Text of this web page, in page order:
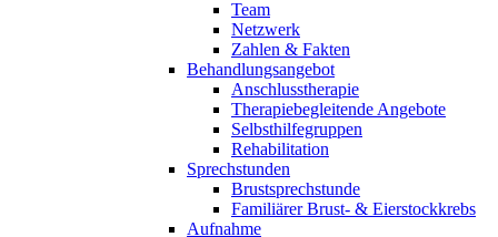
Team
Netzwerk
Zahlen & Fakten
Behandlungsangebot
Anschlusstherapie
Therapiebegleitende Angebote
Selbsthilfegruppen
Rehabilitation
Sprechstunden
Brustsprechstunde
Familiärer Brust- & Eierstockkrebs
Aufnahme